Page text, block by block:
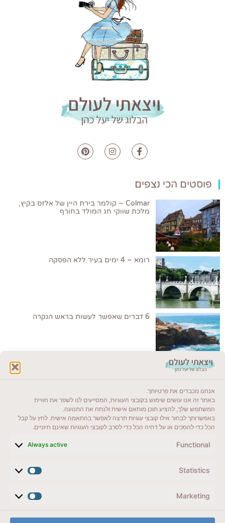
אנחנו מכבדים את פרטיותך.
באתר זה אנו עושים שימוש בקובצי העוגיות, המסייעים לנו לשפר את חוויית
המשתמש שלך, להציע תוכן מותאם אישית ולנתח את התנועה.
באפשרותך לבחור אילו קובצי עוגיות תרצה לאפשר בהתאמה אישית. לחץ על קבל
הכל כדי להסכים או על דחיה הכל כדי לסרב לקובצי העוגיות שאינם חיוניים.
Functional
Always active
Statistics
Marketing
פוסטים הכי נצפים
Colmar – קולמר בירת היין של אלזס בקיץ,
מלכת שווקי חג המולד בחורף
רומא – 4 ימים בעיר ללא הפסקה
6 דברים שאפשר לעשות בראש הנקרה
ייעדים מומלצים
מדריכים ועזרים
לשליחת הודעת וואטסאפ
veyatsati.laolam@gmail.com